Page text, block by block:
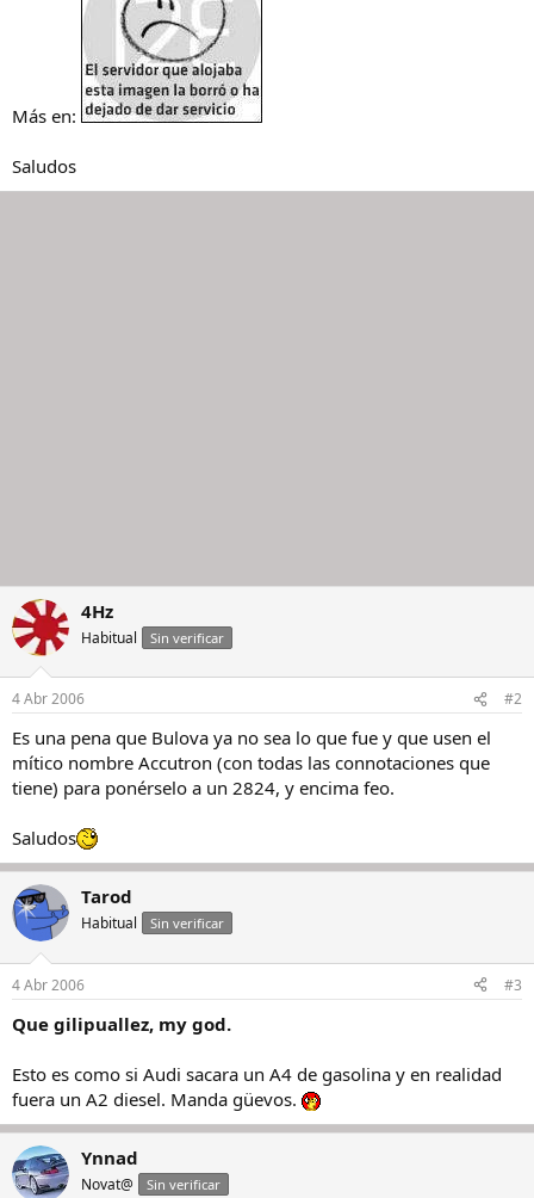
Más en:
Saludos
4Hz
Habitual Sin verificar
4 Abr 2006 #2
Es una pena que Bulova ya no sea lo que fue y que usen el
mítico nombre Accutron (con todas las connotaciones que
tiene) para ponérselo a un 2824, y encima feo.
Saludos
Tarod
Habitual Sin verificar
4 Abr 2006 #3
Que gilipuallez, my god.
Esto es como si Audi sacara un A4 de gasolina y en realidad
fuera un A2 diesel. Manda güevos.
Ynnad
Novat@ Sin verificar